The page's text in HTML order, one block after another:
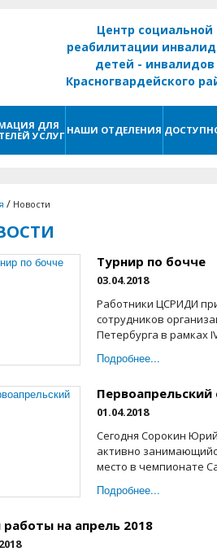
Центр социальной
реабилитации
детей - инвалидов
Красногвардейского
ДЛЯ
УСЛУГ НАШИ ОТДЕЛЕНИЯ
/ Новости
Турнир по бочче
03.04.2018
Работники ЦСРИДИ
сотрудников
Петербурга в рамках
Подробнее...
Первоапрельский
01.04.2018
Сегодня Сорокин
активно
место в чемпионате
Подробнее...
работы на апрель 2018